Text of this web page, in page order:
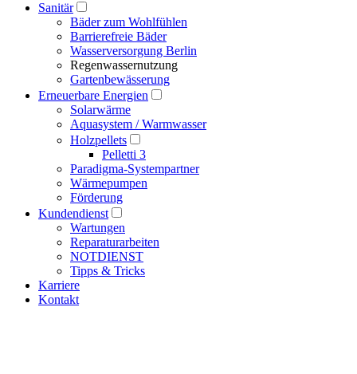
Sanitär
Bäder zum Wohlfühlen
Barrierefreie Bäder
Wasserversorgung Berlin
Regenwassernutzung
Gartenbewässerung
Erneuerbare Energien
Solarwärme
Aquasystem / Warmwasser
Holzpellets
Pelletti 3
Paradigma-Systempartner
Wärmepumpen
Förderung
Kundendienst
Wartungen
Reparaturarbeiten
NOTDIENST
Tipps & Tricks
Karriere
Kontakt